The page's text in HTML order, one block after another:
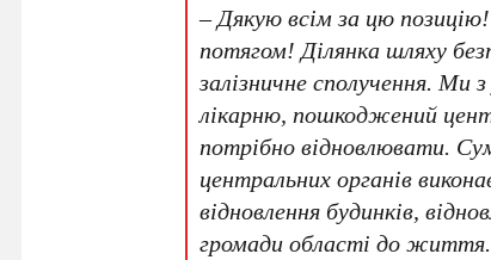
– Дякую всім за цю
потягом! Ділянка шляху
залізничне сполучення.Ми з
лікарню, пошкоджений
потрібно відновлювати.
центральних органів
відновлення будинків,
громади області до життя.